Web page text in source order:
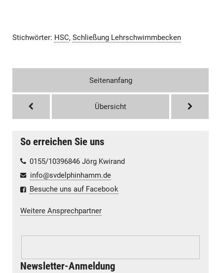
Stichwörter: HSC, Schließung Lehrschwimmbecken
Seitenanfang
Übersicht
So erreichen Sie uns
0155/10396846 Jörg Kwirand
info@svdelphinhamm.de
Besuche uns auf Facebook
Weitere Ansprechpartner
Newsletter-Anmeldung